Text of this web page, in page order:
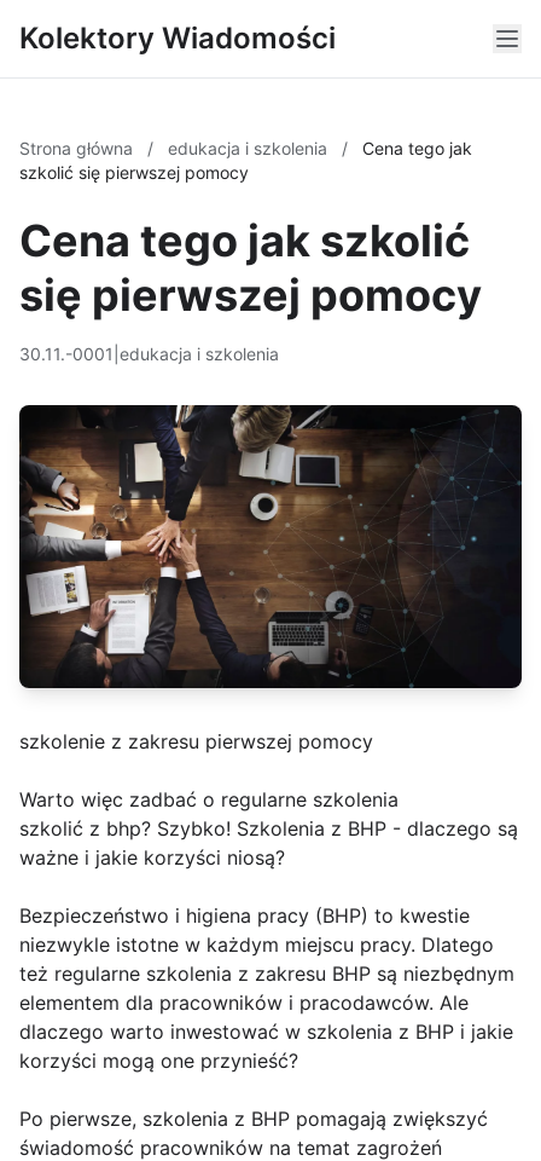
Kolektory Wiadomości
Strona główna / edukacja i szkolenia /
Cena tego jak
szkolić się pierwszej pomocy
Cena tego jak szkolić
się pierwszej pomocy
30.11.-0001 edukacja i szkolenia
szkolenie z zakresu pierwszej pomocy
Warto więc zadbać o regularne szkolenia
szkolić z bhp? Szybko! Szkolenia z BHP - dlaczego są
ważne i jakie korzyści niosą?
Bezpieczeństwo i higiena pracy (BHP) to kwestie
niezwykle istotne w każdym miejscu pracy. Dlatego
też regularne szkolenia z zakresu BHP są niezbędnym
elementem dla pracowników i pracodawców. Ale
dlaczego warto inwestować w szkolenia z BHP i jakie
korzyści mogą one przynieść?
Po pierwsze, szkolenia z BHP pomagają zwiększyć
świadomość pracowników na temat zagrożeń